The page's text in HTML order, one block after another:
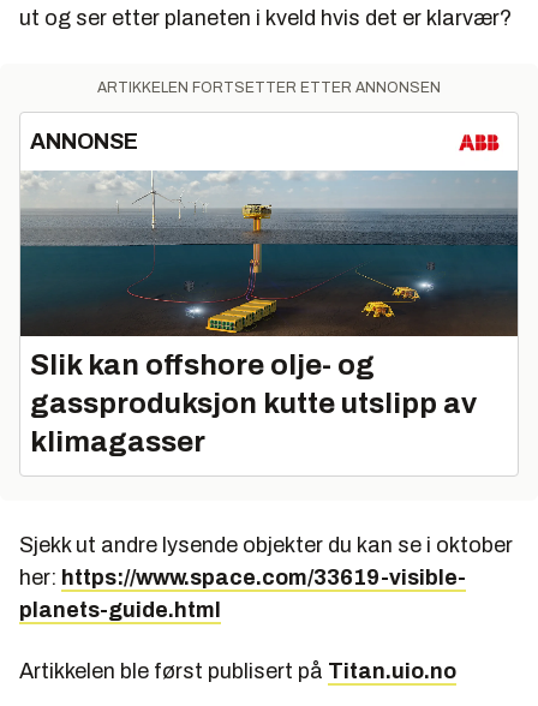
ut og ser etter planeten i kveld hvis det er klarvær?
ARTIKKELEN FORTSETTER ETTER ANNONSEN
ANNONSE
Slik kan offshore olje- og
gassproduksjon kutte utslipp av
klimagasser
Sjekk ut andre lysende objekter du kan se i oktober
her: https://www.space.com/33619-visible-
planets-guide.html
Artikkelen ble først publisert på Titan.uio.no